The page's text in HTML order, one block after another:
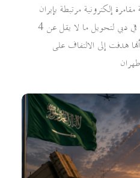
إلكترونية مرتبطة بإيران
استخدمت شركة عملات مشفرة في دبي لتحويل ما لا يقل عن 4
هدفت إلى الالتفاف على